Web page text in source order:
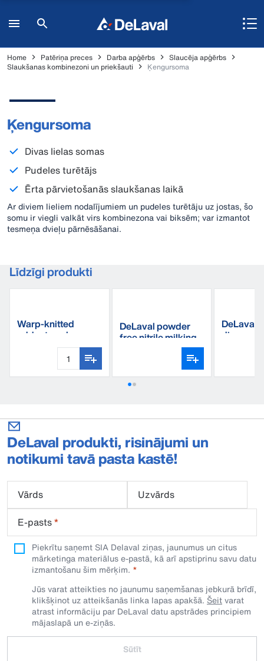
Home Patēriņa preces Darba apģērbs
Slaucēja apģērbs
Slaukšanas kombinezoni un priekšauti
Ķengursoma
Ķengursoma
Divas lielas somas
Pudeles turētājs
Ērta pārvietošanās slaukšanas laikā
Ar diviem lieliem nodalījumiem un pudeles turētāju uz jostas, šo
somu ir viegli valkāt virs kombinezona vai biksēm; var izmantot
tesmeņa dvieļu pārnēsāšanai.
Līdzīgi produkti
Warp-knitted
udder towel
DeLaval powder
free nitrile milking
DeLaval
DeLaval produkti, risinājumi un
notikumi tavā pasta kastē!
Vārds
Uzvārds
E-pasts*
Piekrītu saņemt SIA Delaval ziņas, jaunumus un citus
mārketinga materiālus e-pastā, kā arī apstiprinu savu datu
izmantošanu šim mērķim.
Jūs varat atteikties no jaunumu saņemšanas jebkurā brīdī,
klikšķinot uz atteikšanās linka lapas apakšā. Šeitvarat
atrast informāciju par DeLaval datu apstrādes principiem
mājaslapā un e-ziņās.
Sūtīt